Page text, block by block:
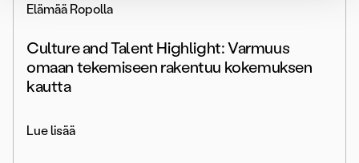
Elämää Ropolla
Culture and Talent Highlight: Varmuus
omaan tekemiseen rakentuu kokemuksen
kautta
Lue lisää